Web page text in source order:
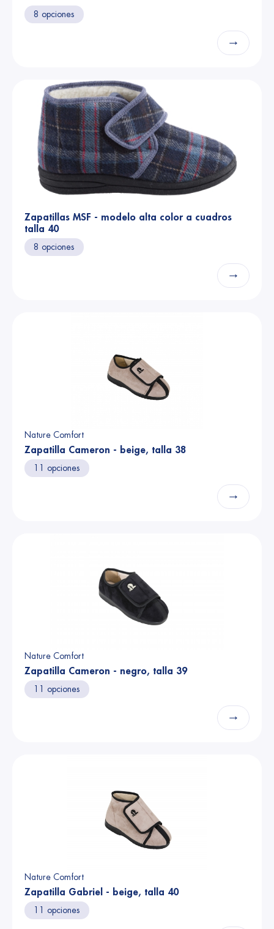
8 opciones
→
Zapatillas MSF - modelo alta color a cuadros
talla 40
8 opciones
→
Nature Comfort
Zapatilla Cameron - beige, talla 38
11 opciones
→
Nature Comfort
Zapatilla Cameron - negro, talla 39
11 opciones
→
Nature Comfort
Zapatilla Gabriel - beige, talla 40
11 opciones